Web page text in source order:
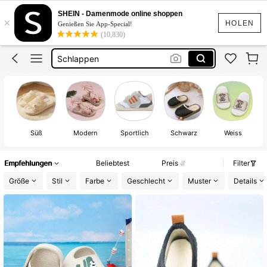
HOLEN
×
SHEIN - Damenmode online shoppen
Genießen Sie App-Special!
(10,830)
Hausschuhe Kindergarten Junge
Flip Flop Mädchen
Hausschuhe Mädschen
Schlappen
Hausschuhe Kindergarten Junge
Süß Modern Sportlich Schwarz Weiss
Empfehlungen Beliebtest Preis
Filter
Größe
Stil Farbe Geschlecht Muster Details